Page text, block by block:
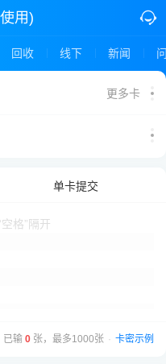
用)
回收 线下 新闻
更多卡
单卡提交
已输 0 张，最多1000张 · 卡密示例